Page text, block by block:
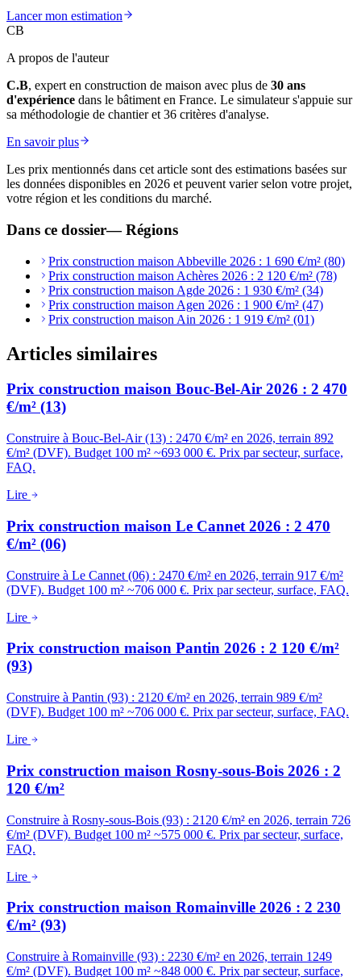
Lancer mon estimation
CB
A propos de l'auteur
C.B, expert en construction de maison avec plus de 30 ans
d'expérience dans le bâtiment en France. Le simulateur s'appuie sur
sa méthodologie de chantier et 36 critères d'analyse.
En savoir plus
Les prix mentionnés dans cet article sont des estimations basées sur
les données disponibles en 2026 et peuvent varier selon votre projet,
votre région et les conditions du marché.
Dans ce dossier—Régions
Prix construction maison Abbeville 2026 : 1 690 €/m² (80)
Prix construction maison Achères 2026 : 2 120 €/m² (78)
Prix construction maison Agde 2026 : 1 930 €/m² (34)
Prix construction maison Agen 2026 : 1 900 €/m² (47)
Prix construction maison Ain 2026 : 1 919 €/m² (01)
Articles similaires
Prix construction maison Bouc-Bel-Air 2026 : 2 470
€/m² (13)
Construire à Bouc-Bel-Air (13) : 2470 €/m² en 2026, terrain 892
€/m² (DVF). Budget 100 m² ~693 000 €. Prix par secteur, surface,
FAQ.
Lire
Prix construction maison Le Cannet 2026 : 2 470
€/m² (06)
Construire à Le Cannet (06) : 2470 €/m² en 2026, terrain 917 €/m²
(DVF). Budget 100 m² ~706 000 €. Prix par secteur, surface, FAQ.
Lire
Prix construction maison Pantin 2026 : 2 120 €/m²
(93)
Construire à Pantin (93) : 2120 €/m² en 2026, terrain 989 €/m²
(DVF). Budget 100 m² ~706 000 €. Prix par secteur, surface, FAQ.
Lire
Prix construction maison Rosny-sous-Bois 2026 : 2
120 €/m²
Construire à Rosny-sous-Bois (93) : 2120 €/m² en 2026, terrain 726
€/m² (DVF). Budget 100 m² ~575 000 €. Prix par secteur, surface,
FAQ.
Lire
Prix construction maison Romainville 2026 : 2 230
€/m² (93)
Construire à Romainville (93) : 2230 €/m² en 2026, terrain 1249
€/m² (DVF). Budget 100 m² ~848 000 €. Prix par secteur, surface,